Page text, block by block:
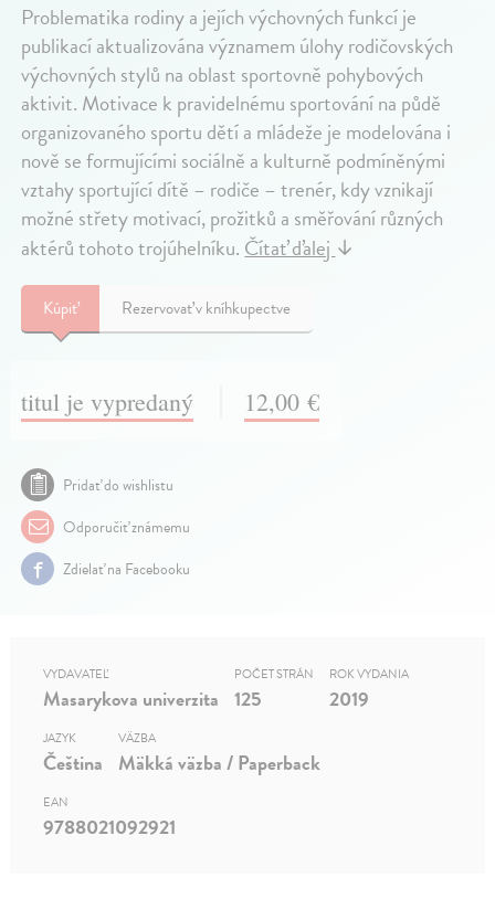
Problematika rodiny a jejích výchovných funkcí je
publikací aktualizována významem úlohy rodičovských
výchovných stylů na oblast sportovně pohybových
aktivit. Motivace k pravidelnému sportování na půdě
organizovaného sportu dětí a mládeže je modelována i
nově se formujícími sociálně a kulturně podmíněnými
vztahy sportující dítě – rodiče – trenér, kdy vznikají
možné střety motivací, prožitků a směřování různých
aktérů tohoto trojúhelníku.Čítať ďalej↓
Kúpiť Rezervovať v kníhkupectve
titul je vypredaný 12,00 €
Pridať do wishlistu
Odporučiť známemu
Zdielať na Facebooku
VYDAVATEĽ
Masarykova univerzita
POČET STRÁN
125
ROK VYDANIA
2019
JAZYK
Čeština
VÄZBA
Mäkká väzba / Paperback
EAN
9788021092921